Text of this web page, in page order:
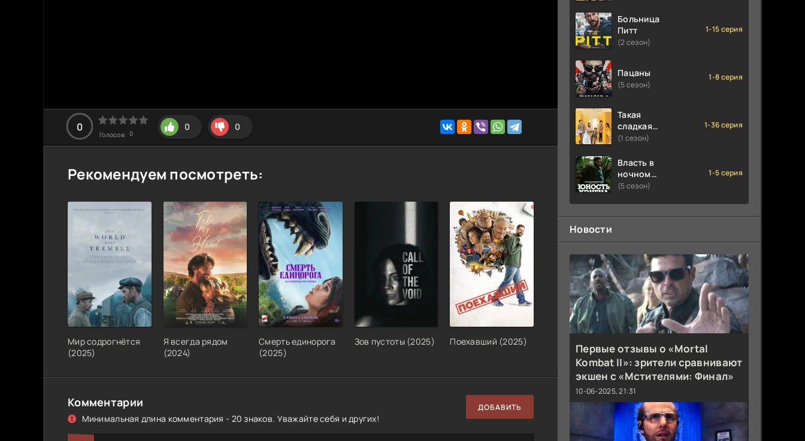
0
Голосов: 0
0 0
Рекомендуем посмотреть:
Мир содрогнётся
(2025)
Я всегда рядом
(2024)
Смерть единорога
(2025)
Зов пустоты (2025) Поехавший (2025)
Комментарии
Минимальная длина комментария - 20 знаков. Уважайте себя и других!
ДОБАВИТЬ
Больница
Питт
(2 сезон)
1-15 серия
Пацаны
(5 сезон)
1-8 серия
Такая
сладкая
любовь
(1 сезон)
1-36 серия
Власть в
ночном
городе.
Юность
(5 сезон)
1-5 серия
Новости
Первые отзывы о «Mortal
Kombat II»: зрители сравнивают
экшен с «Мстителями: Финал»
10-06-2025, 21:31